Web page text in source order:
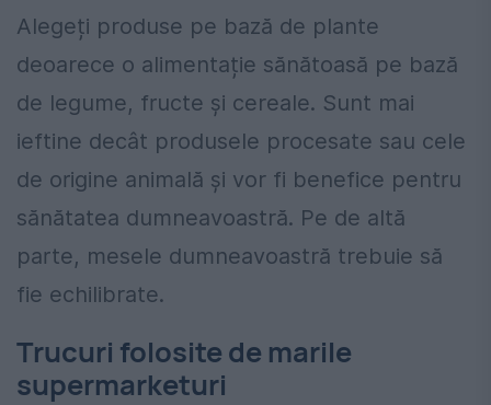
Alegeți produse pe bază de plante
deoarece o alimentație sănătoasă pe bază
de legume, fructe și cereale. Sunt mai
ieftine decât produsele procesate sau cele
de origine animală și vor fi benefice pentru
sănătatea dumneavoastră. Pe de altă
parte, mesele dumneavoastră trebuie să
fie echilibrate.
Trucuri folosite de marile
supermarketuri